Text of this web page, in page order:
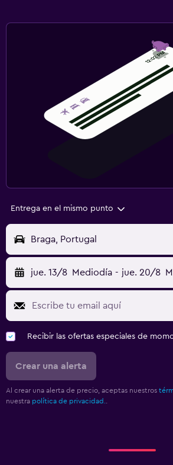
Entrega en el mismo punto
Braga, Portugal
jue. 13/8 Mediodía - jue. 20/8
Recibir las ofertas especiales de
Crear una alerta
Al crear una alerta de precio, aceptas nuestros
nuestra política de privacidad..